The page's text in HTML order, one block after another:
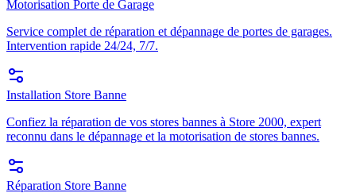
Motorisation Porte de Garage
Service complet de réparation et dépannage de portes de garages.
Intervention rapide 24/24, 7/7.
Installation Store Banne
Confiez la réparation de vos stores bannes à Store 2000, expert
reconnu dans le dépannage et la motorisation de stores bannes.
Réparation Store Banne